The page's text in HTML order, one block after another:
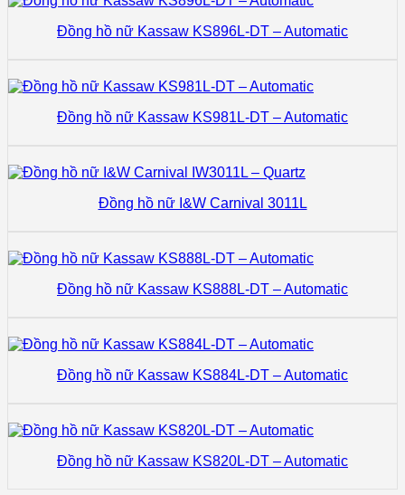
Đồng hồ nữ Kassaw KS896L-DT – Automatic
Đồng hồ nữ Kassaw KS981L-DT – Automatic
Đồng hồ nữ I&W Carnival 3011L
Đồng hồ nữ Kassaw KS888L-DT – Automatic
Đồng hồ nữ Kassaw KS884L-DT – Automatic
Đồng hồ nữ Kassaw KS820L-DT – Automatic